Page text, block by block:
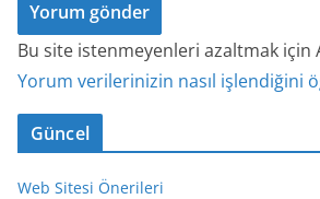
Bu site istenmeyenleri azaltmak için
Yorum verilerinizin nasıl işlendiğini
Güncel
Web Sitesi Önerileri